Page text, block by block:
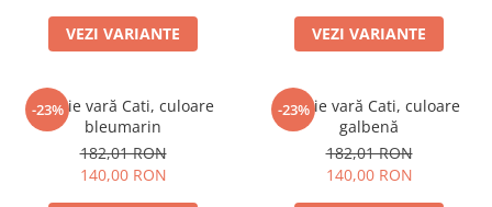
VEZI VARIANTE VEZI VARIANTE
-23%
Rochie vară Cati, culoare
bleumarin
182,01 RON
140,00 RON
-23%
Rochie vară Cati, culoare
galbenă
182,01 RON
140,00 RON